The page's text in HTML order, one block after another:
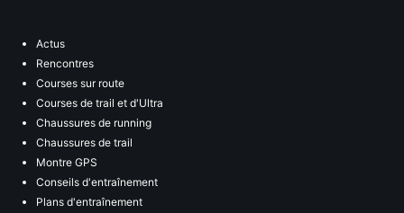
Actus
Rencontres
Courses sur route
Courses de trail et d'Ultra
Chaussures de running
Chaussures de trail
Montre GPS
Conseils d'entraînement
Plans d'entraînement